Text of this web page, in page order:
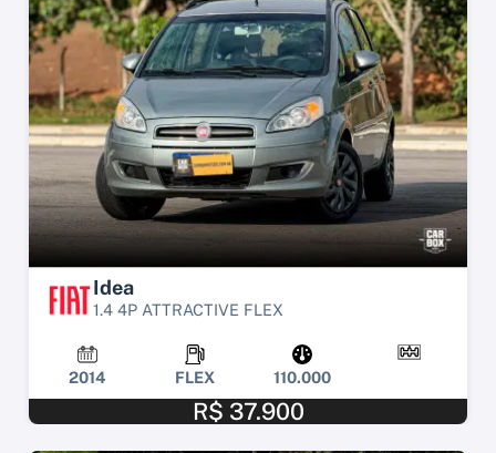
Idea
1.4 4P ATTRACTIVE FLEX
2014 FLEX 110.000
R$ 37.900